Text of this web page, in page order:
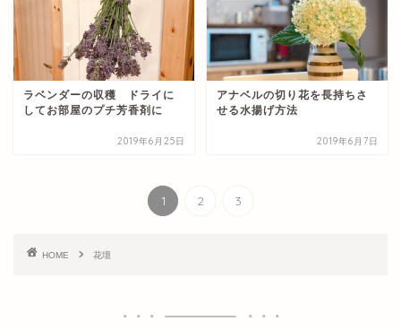
ラベンダーの収穫 ドライに
してお部屋のプチ芳香剤に
2019年6月25日
アナベルの切り花を長持ちさ
せる水揚げ方法
2019年6月7日
1 2 3
HOME 花壇